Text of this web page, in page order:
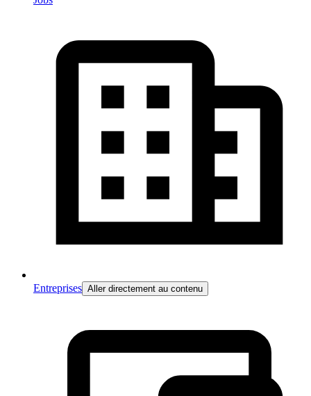
Entreprises Aller directement au contenu